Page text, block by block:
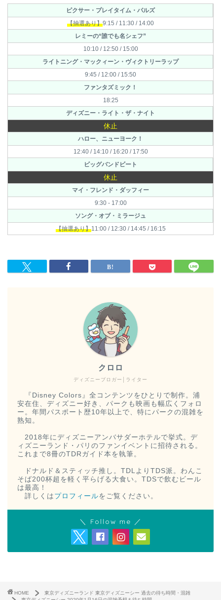
ピクサー・プレイタイム・パルズ
【抽選あり】9:15 / 11:30 / 14:00
レミーの“誰でも名シェフ”
10:10 / 12:50 / 15:00
ライトニング・マックィーン・ヴィクトリーラップ
9:45 / 12:00 / 15:50
ファンタズミック！
18:25
ディズニー・ライト・ザ・ナイト
休止
ハロー、ニューヨーク！
12:40 / 14:10 / 16:20 / 17:50
ビッグバンドビート
休止
マイ・フレンド・ダッフィー
9:30 - 17:00
ソング・オブ・ミラージュ
【抽選あり】11:00 / 12:30 / 14:45 / 16:15
ディズニーブロガー│ライター
クロロ
『Disney Colors』全コンテンツをひとりで制作。浦
安在住、ディズニー好き、パークも映画も幅広くフォロ
ー。年間パスポート歴10年以上で、特にパークの混雑を
熟知。
2018年にディズニーアンバサダーホテルで挙式。デ
ィズニーランド・パリのファンイベントに招待される。
これまで8冊のTDRガイド本を執筆。
ドナルド＆スティッチ推し。TDLよりTDS派。わんこ
そば200杯超を軽く平らげる大食い。TDSで飲むビール
は最高！
詳しくは プロフィールをご覧ください。
＼ Follow me ／
HOME
東京ディズニーランド 東京ディズニーシー 過去の待ち時間・混雑